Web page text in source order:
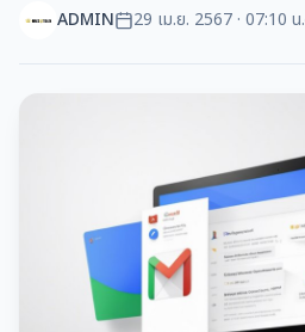
ADMIN 29 เม.ย. 2567 · 07:10 น.